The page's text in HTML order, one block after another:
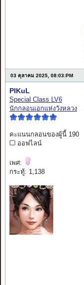
03 ตุลาคม 2025, 08:03:PM
PIKuL
Special Class LV6
นักกลอนเอกแห่งวังหลวง
คะแนนกลอนของผู้นี้ 190
ออฟไลน์
เพศ:
กระทู้: 1,138